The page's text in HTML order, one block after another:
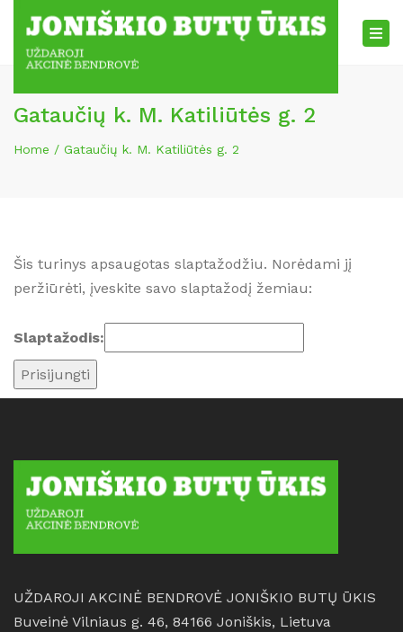
Gataučių k. M. Katiliūtės g. 2
Home Gataučių k. M. Katiliūtės g. 2
Šis turinys apsaugotas slaptažodžiu. Norėdami jį
peržiūrėti, įveskite savo slaptažodį žemiau:
Slaptažodis:
UŽDAROJI AKCINĖ BENDROVĖ JONIŠKIO BUTŲ ŪKIS
Buveinė Vilniaus g. 46, 84166 Joniškis, Lietuva